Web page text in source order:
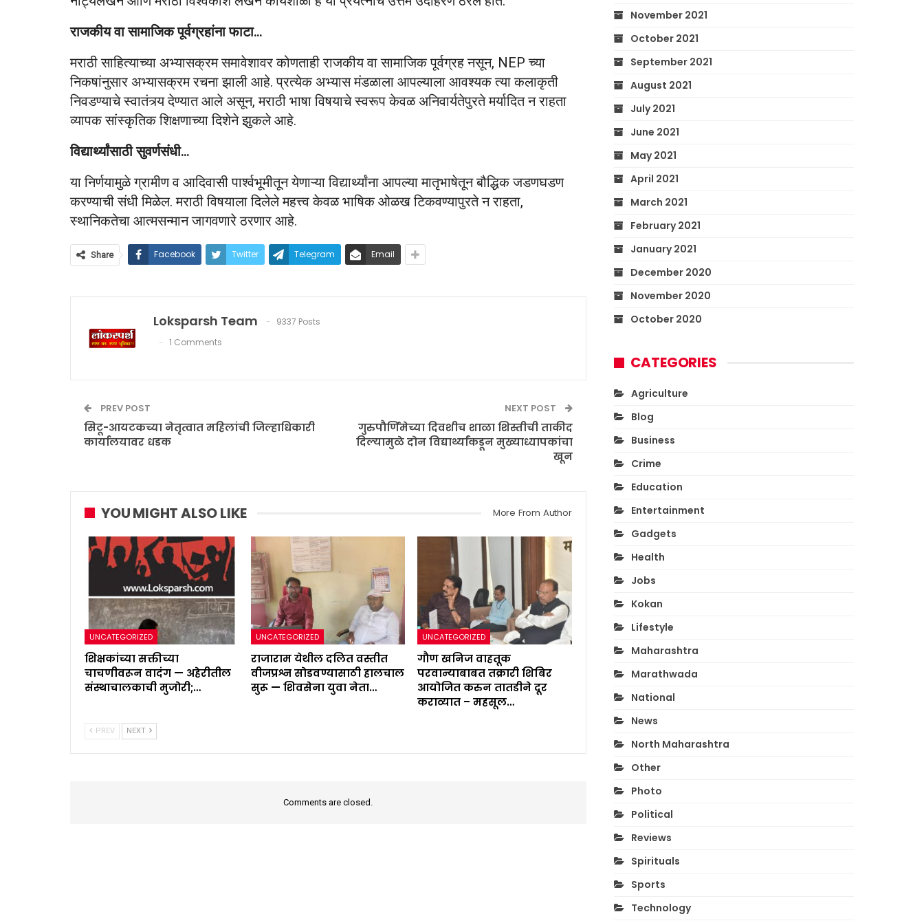
राजकीय वा सामाजिक पूर्वग्रहांना फाटा…
मराठी साहित्याच्या अभ्यासक्रम समावेशावर कोणताही राजकीय वा सामाजिक पूर्वग्रह नसून, NEP च्या
निकषांनुसार अभ्यासक्रम रचना झाली आहे. प्रत्येक अभ्यास मंडळाला आपल्याला आवश्यक त्या कलाकृती
निवडण्याचे स्वातंत्र्य देण्यात आले असून, मराठी भाषा विषयाचे स्वरूप केवळ अनिवार्यतेपुरते मर्यादित न राहता
व्यापक सांस्कृतिक शिक्षणाच्या दिशेने झुकले आहे.
विद्यार्थ्यांसाठी सुवर्णसंधी…
या निर्णयामुळे ग्रामीण व आदिवासी पार्श्वभूमीतून येणाऱ्या विद्यार्थ्यांना आपल्या मातृभाषेतून बौद्धिक जडणघडण
करण्याची संधी मिळेल. मराठी विषयाला दिलेले महत्त्व केवळ भाषिक ओळख टिकवण्यापुरते न राहता,
स्थानिकतेचा आत्मसन्मान जागवणारे ठरणार आहे.
Share Facebook Twitter Telegram Email
Loksparsh Team
9337 Posts
1 Comments
PREV POST
सिटू-आयटकच्या नेतृत्वात महिलांची जिल्हाधिकारी
कार्यालयावर धडक
NEXT POST
गुरुपौर्णिमेच्या दिवशीच शाळा शिस्तीची ताकीद
दिल्यामुळे दोन विद्यार्थ्यांकडून मुख्याध्यापकांचा
खून
YOU MIGHT ALSO LIKE More From Author
UNCATEGORIZED
शिक्षकांच्या सक्तीच्या
चाचणीवरून वादंग — अहेरीतील
संस्थाचालकाची मुजोरी;…
UNCATEGORIZED
राजाराम येथील दलित वस्तीत
वीजप्रश्न सोडवण्यासाठी हालचाल
सुरू — शिवसेना युवा नेता…
UNCATEGORIZED
गौण खनिज वाहतूक
परवान्याबाबत तक्रारी शिबिर
आयोजित करुन तातडीने दूर
कराव्यात – महसूल…
PREV NEXT
Comments are closed.
November 2021
October 2021
September 2021
August 2021
July 2021
June 2021
May 2021
April 2021
March 2021
February 2021
January 2021
December 2020
November 2020
October 2020
CATEGORIES
Agriculture
Blog
Business
Crime
Education
Entertainment
Gadgets
Health
Jobs
Kokan
Lifestyle
Maharashtra
Marathwada
National
News
North Maharashtra
Other
Photo
Political
Reviews
Spirituals
Sports
Technology